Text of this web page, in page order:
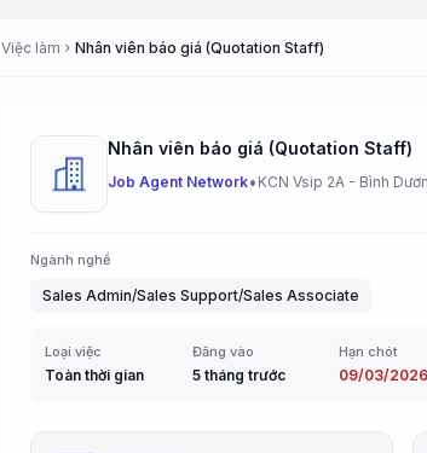
Việc làm chevron_right Nhân viên báo giá (Quotation Staff)
Nhân viên báo giá (Quotation Staff)
Job Agent Network• KCN Vsip 2A - Bình
Ngành nghề
Sales Admin/Sales Support/Sales Associate
Loại việc
Toàn thời gian
Đăng vào
5 tháng trước
Hạn chót
09/03/2026